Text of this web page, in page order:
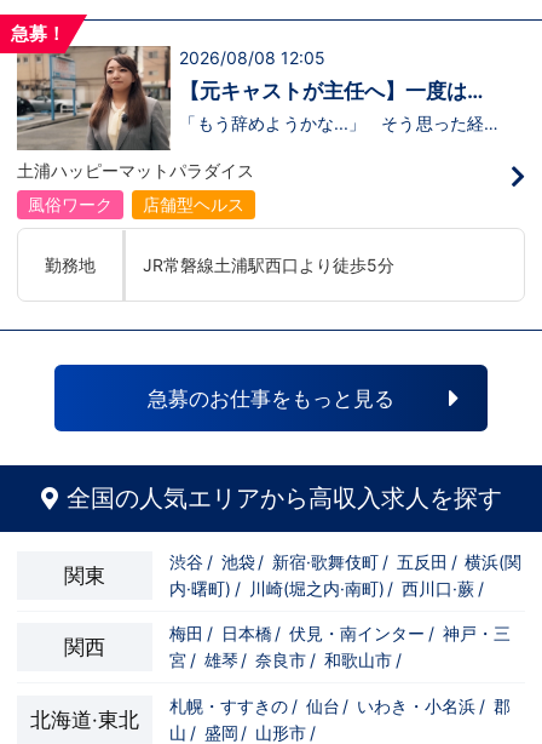
できたポイント、将来の展望までリアルに
↓https://youtu.be/UY9DxQ22NBA
急募！
2026/08/08 12:05
【元キャストが主任へ】一度は退
職を考えた3年目スタッフの転機
「もう辞めようかな...」 そう思った経験
す。 今回の動画では、土浦店所属・森田
主任にインタビュー。元キャストの彼女
が、入社してから挫折を経験しながら
も 主任へと成長した背景 には、意外に
た。 当グループを選んだ理由、印象に残
っているエピソード、そして意外な趣味ま
で。森田主任の飾らない人柄が垣間見える
↓ https://www.youtube.com/watch?
土浦ハッピーマットパラダイス
風俗ワーク
店舗型ヘルス
勤務地 JR常磐線土浦駅西口より徒歩5分
急募のお仕事をもっと見る
全国の人気エリアから高収入求人を探す
関東
渋谷 / 池袋 / 新宿·歌舞伎町 / 五反田 / 横浜(関
内·曙町) / 川崎(堀之内·南町) / 西川口·蕨 /
関西
梅田 / 日本橋 / 伏見・南インター / 神戸・三
宮 / 雄琴 / 奈良市 / 和歌山市 /
北海道·東北
札幌・すすきの / 仙台 / いわき・小名浜 / 郡
山 / 盛岡 / 山形市 /